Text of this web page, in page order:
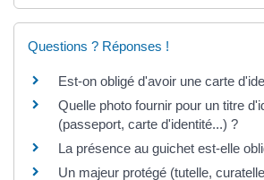
Questions ? Réponses !
Est-on obligé d'avoir une carte
Quelle photo fournir pour un titre
(passeport, carte d'identité...) ?
La présence au guichet est-elle
Un majeur protégé (tutelle,